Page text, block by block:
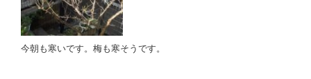
今朝も寒いです。梅も寒そうです。